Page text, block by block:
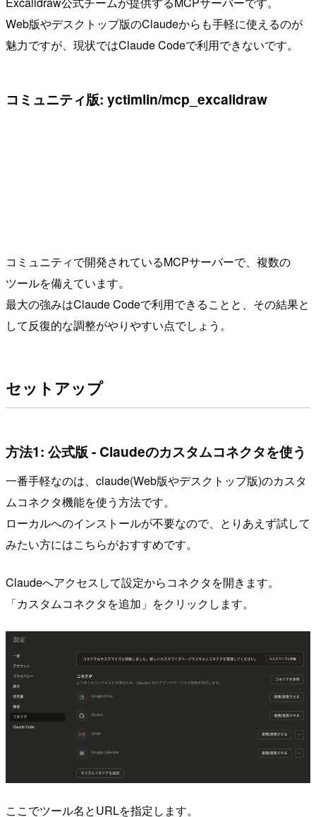
Web版やデスクトップ版のClaudeからも手軽に使えるのが
魅力ですが、現状ではClaude Codeで利用できないです。
コミュニティ版: yctimlin/mcp_excalidraw
コミュニティで開発されているMCPサーバーで、複数の
ツールを備えています。
最大の強みはClaude Codeで利用できることと、その結果と
して反復的な調整がやりやすい点でしょう。
セットアップ
方法1: 公式版 - Claudeのカスタムコネクタを使う
一番手軽なのは、claude(Web版やデスクトップ版)のカスタ
ムコネクタ機能を使う方法です。
ローカルへのインストールが不要なので、とりあえず試して
みたい方にはこちらがおすすめです。
Claudeへアクセスして設定からコネクタを開きます。
「カスタムコネクタを追加」をクリックします。
ここでツール名とURLを指定します。